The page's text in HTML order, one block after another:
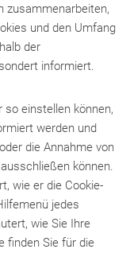
zusammenarbeiten,
und den Umfang
der
informiert.
so einstellen können,
werden und
die Annahme von
können.
wie er die Cookie-
jedes
wie Sie Ihre
finden Sie für die